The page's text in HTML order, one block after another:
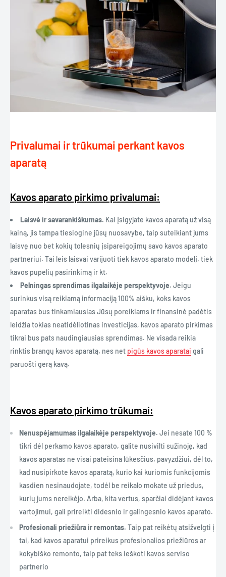
Privalumai ir trūkumai perkant kavos
aparatą
Kavos aparato pirkimo privalumai:
Laisvė ir savarankiškumas. Kai įsigyjate kavos aparatą už visą
kainą, jis tampa tiesiogine jūsų nuosavybe, taip suteikiant jums
laisvę nuo bet kokių tolesnių įsipareigojimų savo kavos aparato
partneriui. Tai leis laisvai varijuoti tiek kavos aparato modelį, tiek
kavos pupelių pasirinkimą ir kt.
Pelningas sprendimas ilgalaikėje perspektyvoje. Jeigu
surinkus visą reikiamą informaciją 100% aišku, koks kavos
aparatas bus tinkamiausias Jūsų poreikiams ir finansinė padėtis
leidžia tokias neatidėliotinas investicijas, kavos aparato pirkimas
tikrai bus pats naudingiausias sprendimas. Ne visada reikia
rinktis brangų kavos aparatą, nes net pigūs kavos aparatai gali
paruošti gerą kavą.
Kavos aparato pirkimo trūkumai:
Nenuspėjamumas ilgalaikėje perspektyvoje. Jei nesate 100 %
tikri dėl perkamo kavos aparato, galite nusivilti sužinoję, kad
kavos aparatas ne visai pateisina lūkesčius, pavyzdžiui, dėl to,
kad nusipirkote kavos aparatą, kurio kai kuriomis funkcijomis
kasdien nesinaudojate, todėl be reikalo mokate už priedus,
kurių jums nereikėjo. Arba, kita vertus, sparčiai didėjant kavos
vartojimui, gali prireikti didesnio ir galingesnio kavos aparato.
Profesionali priežiūra ir remontas. Taip pat reikėtų atsižvelgti į
tai, kad kavos aparatui prireikus profesionalios priežiūros ar
kokybiško remonto, taip pat teks ieškoti kavos serviso
partnerio